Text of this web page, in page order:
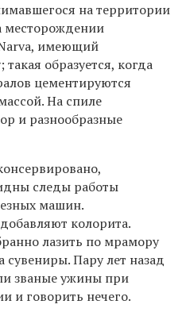
на территории
месторождении
имеющий
образуется, когда
цементируются
На спиле
и разнообразные
следы работы
машин.
колорита.
лазить по мрамору
сувениры. Пару лет назад
званые ужины при
и говорить нечего.